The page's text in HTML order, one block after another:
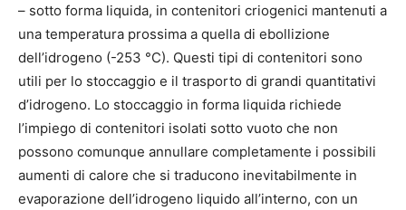
– sotto forma liquida, in contenitori criogenici mantenuti a
una temperatura prossima a quella di ebollizione
dell’idrogeno (-253 °C). Questi tipi di contenitori sono
utili per lo stoccaggio e il trasporto di grandi quantitativi
d’idrogeno. Lo stoccaggio in forma liquida richiede
l’impiego di contenitori isolati sotto vuoto che non
possono comunque annullare completamente i possibili
aumenti di calore che si traducono inevitabilmente in
evaporazione dell’idrogeno liquido all’interno, con un